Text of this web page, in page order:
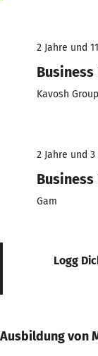
2 Jahre und
Kavosh Group
2 Jahre und 3
Gam
Logg
Ausbildung von